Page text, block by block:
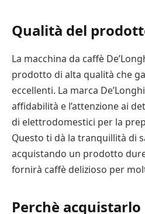
Qualità del
La macchina da caffè
prodotto di alta qualità che
eccellenti. La marca
affidabilità e l’attenzione ai
di elettrodomestici per la
Questo ti dà la tranquillità di
acquistando un prodotto
fornirà caffè delizioso per
Perchè acquistarlo